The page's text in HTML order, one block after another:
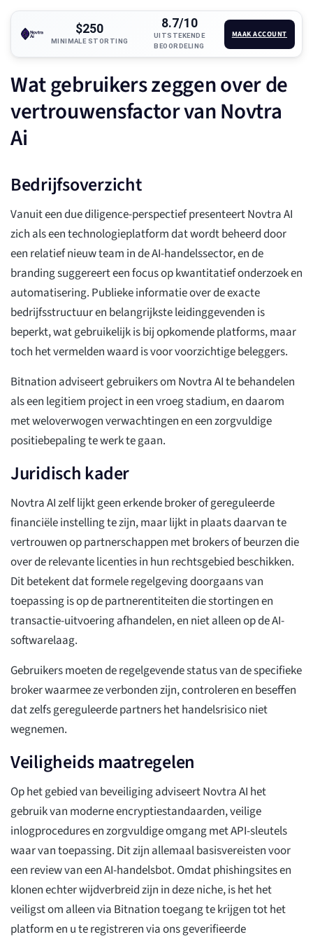
$250
MINIMALE STORTING
8.7/10
UITSTEKENDE
BEOORDELING
MAAK ACCOUNT
Wat gebruikers zeggen over de
vertrouwensfactor van Novtra
Ai
Bedrijfsoverzicht
Vanuit een due diligence-perspectief presenteert Novtra AI
zich als een technologieplatform dat wordt beheerd door
een relatief nieuw team in de AI-handelssector, en de
branding suggereert een focus op kwantitatief onderzoek en
automatisering. Publieke informatie over de exacte
bedrijfsstructuur en belangrijkste leidinggevenden is
beperkt, wat gebruikelijk is bij opkomende platforms, maar
toch het vermelden waard is voor voorzichtige beleggers.
Bitnation adviseert gebruikers om Novtra AI te behandelen
als een legitiem project in een vroeg stadium, en daarom
met weloverwogen verwachtingen en een zorgvuldige
positiebepaling te werk te gaan.
Juridisch kader
Novtra AI zelf lijkt geen erkende broker of gereguleerde
financiële instelling te zijn, maar lijkt in plaats daarvan te
vertrouwen op partnerschappen met brokers of beurzen die
over de relevante licenties in hun rechtsgebied beschikken.
Dit betekent dat formele regelgeving doorgaans van
toepassing is op de partnerentiteiten die stortingen en
transactie-uitvoering afhandelen, en niet alleen op de AI-
softwarelaag.
Gebruikers moeten de regelgevende status van de specifieke
broker waarmee ze verbonden zijn, controleren en beseffen
dat zelfs gereguleerde partners het handelsrisico niet
wegnemen.
Veiligheids maatregelen
Op het gebied van beveiliging adviseert Novtra AI het
gebruik van moderne encryptiestandaarden, veilige
inlogprocedures en zorgvuldige omgang met API-sleutels
waar van toepassing. Dit zijn allemaal basisvereisten voor
een review van een AI-handelsbot. Omdat phishingsites en
klonen echter wijdverbreid zijn in deze niche, is het het
veiligst om alleen via Bitnation toegang te krijgen tot het
platform en u te registreren via ons geverifieerde